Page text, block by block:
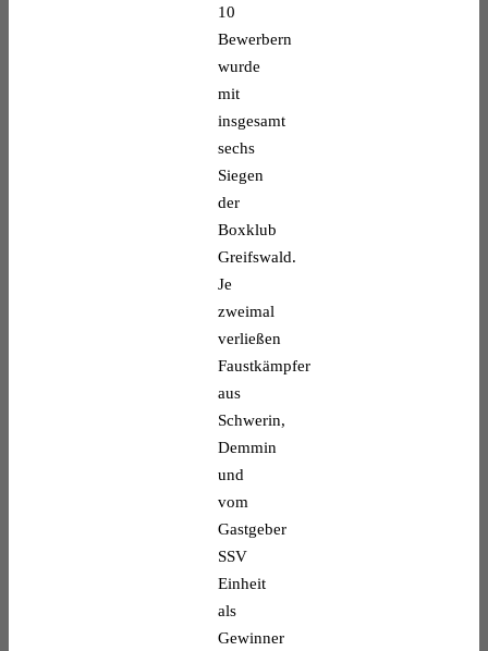
10
Bewerbern
wurde
mit
insgesamt
sechs
Siegen
der
Boxklub
Greifswald.
Je
zweimal
verließen
Faustkämpfer
aus
Schwerin,
Demmin
und
vom
Gastgeber
SSV
Einheit
als
Gewinner